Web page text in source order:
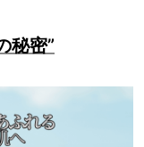
秘密”